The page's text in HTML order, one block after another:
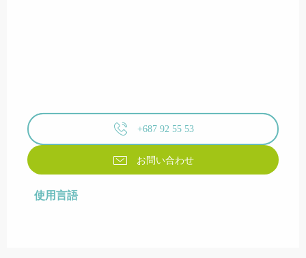
+687 92 55 53
お問い合わせ
使用言語
使用言語